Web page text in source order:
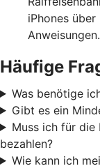
iPhones
Anweisungen.
Häufige
Was benötige
Gibt es ein
Muss ich für die
bezahlen?
Wie kann ich